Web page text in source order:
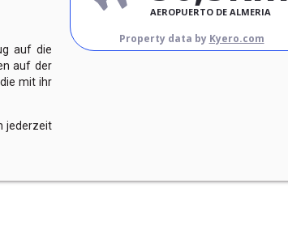
auf die
auf der
mit ihr
jederzeit
AEROPUERTO DE ALMERIA
Property data by Kyero.com